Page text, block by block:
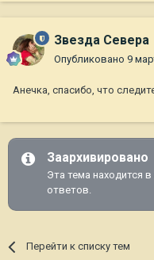
Звезда Севера
Опубликовано 9
Анечка, спасибо, что
Заархивировано
Эта тема находится
ответов.
Перейти к списку тем